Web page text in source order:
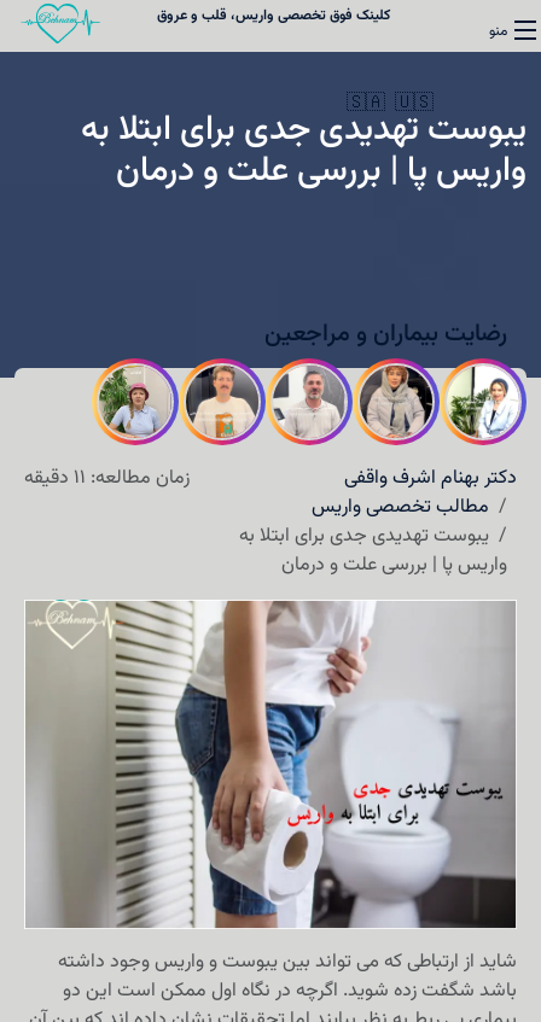
منو
کلینک فوق تخصصی واریس، قلب و عروق
🇺🇸
🇸🇦
قلب
کلینیک فوق تخصصی واریس
نوبت‌دهی
درباره دکتر واقفی
تماس با ما
یبوست تهدیدی جدی برای ابتلا به
واریس پا | بررسی علت و درمان
رضایت بیماران و مراجعین
زمان مطالعه: 11 دقیقه
دکتر بهنام اشرف واقفی
مطالب تخصصی واریس
یبوست تهدیدی جدی برای ابتلا به
واریس پا | بررسی علت و درمان
شاید از ارتباطی که می تواند بین یبوست و واریس وجود داشته
باشد شگفت زده شوید. اگرچه در نگاه اول ممکن است این دو